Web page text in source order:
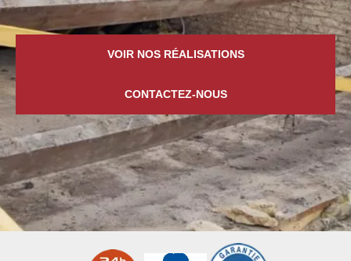
VOIR NOS RÉALISATIONS
CONTACTEZ-NOUS